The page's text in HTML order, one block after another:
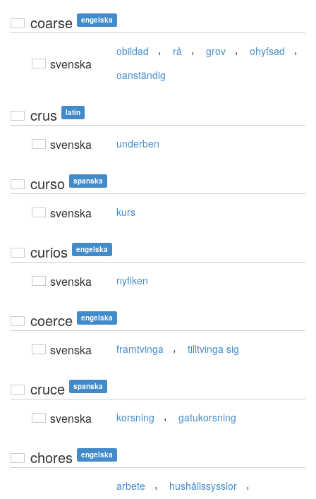
coarse engelska
svenska
obildad , rå , grov , ohyfsad ,
oanständig
crus latin
svenska underben
curso spanska
svenska kurs
curios engelska
svenska nyfiken
coerce engelska
svenska framtvinga , tilltvinga sig
cruce spanska
svenska korsning , gatukorsning
chores engelska
arbete , hushållssysslor ,